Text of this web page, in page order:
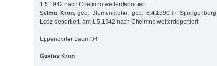
1.5.1942 nach Chelmno weiterdeportiert
Selma Kron,geb. Blumenkrohn, geb. 6.4.1890 in
Lodz deportiert, am 1.5.1942 nach Chelmno weiterdeportiert
Eppendorfer Baum 34
Gustav Kron